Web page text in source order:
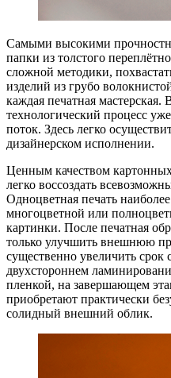
Самыми высокими
папки из толстого
сложной методики,
изделий из грубо
каждая печатная
технологический процесс
поток. Здесь легко
дизайнерском исполнении.
Ценным качеством
легко воссоздать
Одноцветная печать
многоцветной или
картинки. После печатная
только улучшить внешнюю
существенно увеличить
двухстороннем
пленкой, на завершающем
приобретают практически
солидный внешний облик.